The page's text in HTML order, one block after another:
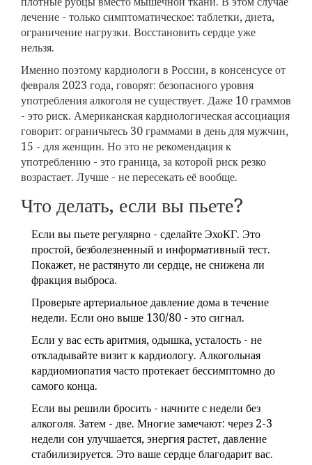
лечение - только симптоматическое: таблетки, диета,
ограничение нагрузки. Восстановить сердце уже
нельзя.
Именно поэтому кардиологи в России, в консенсусе от
февраля 2023 года, говорят: безопасного уровня
употребления алкоголя не существует. Даже 10 граммов
- это риск. Американская кардиологическая ассоциация
говорит: ограничьтесь 30 граммами в день для мужчин,
15 - для женщин. Но это не рекомендация к
употреблению - это граница, за которой риск резко
возрастает. Лучше - не пересекать её вообще.
Что делать, если вы пьете?
Если вы пьете регулярно - сделайте ЭхоКГ. Это
простой, безболезненный и информативный тест.
Покажет, не растянуто ли сердце, не снижена ли
фракция выброса.
Проверьте артериальное давление дома в течение
недели. Если оно выше 130/80 - это сигнал.
Если у вас есть аритмия, одышка, усталость - не
откладывайте визит к кардиологу. Алкогольная
кардиомиопатия часто протекает бессимптомно до
самого конца.
Если вы решили бросить - начните с недели без
алкоголя. Затем - две. Многие замечают: через 2-3
недели сон улучшается, энергия растет, давление
стабилизируется. Это ваше сердце благодарит вас.